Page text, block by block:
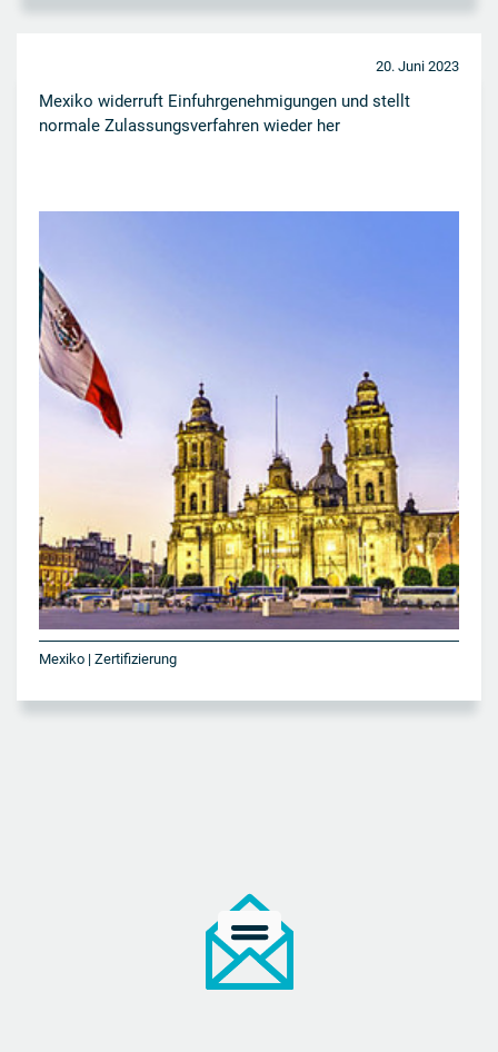
20. Juni 2023
Mexiko widerruft Einfuhrgenehmigungen und stellt
normale Zulassungsverfahren wieder her
Mexiko | Zertifizierung